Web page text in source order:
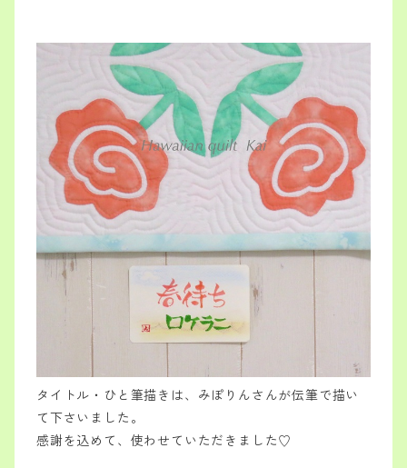
タイトル・ひと筆描きは、みぽりんさんが伝筆で描い
て下さいました。
感謝を込めて、使わせていただきました♡